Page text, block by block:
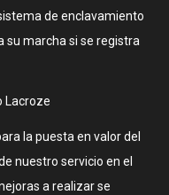
de enclavamiento
su marcha si se registra
Lacroze
la puesta en valor del
nuestro servicio en el
a realizar se